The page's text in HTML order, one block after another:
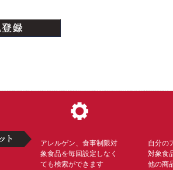
アレルゲン、食事制限対
象食品を毎回設定しなく
ても検索ができます
自分の
対象食
他の商